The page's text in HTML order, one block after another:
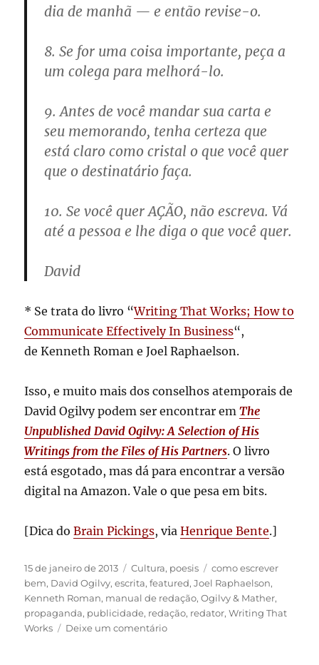
dia de manhã — e então revise-o.
8. Se for uma coisa importante, peça a
um colega para melhorá-lo.
9. Antes de você mandar sua carta e
seu memorando, tenha certeza que
está claro como cristal o que você quer
que o destinatário faça.
10. Se você quer AÇÃO, não escreva. Vá
até a pessoa e lhe diga o que você quer.
David
* Se trata do livro “Writing That Works; How to
Communicate Effectively In Business“,
de Kenneth Roman e Joel Raphaelson.
Isso, e muito mais dos conselhos atemporais de
David Ogilvy podem ser encontrar emThe
Unpublished David Ogilvy: A Selection of His
Writings from the Files of His Partners. O livro
está esgotado, mas dá para encontrar a versão
digital na Amazon. Vale o que pesa em bits.
[Dica doBrain Pickings, viaHenrique Bente.]
Publicado
em
15 de janeiro de 2013 Categorias
Cultura, poesis Tags
como escrever
bem, David Ogilvy,escrita,featured,Joel Raphaelson,
Kenneth Roman, manual de redação,Ogilvy & Mather,
propaganda, publicidade, redação, redator,Writing That
Works
Deixe um comentárioem